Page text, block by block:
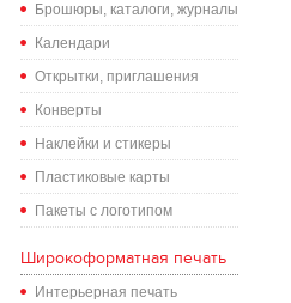
Брошюры, каталоги, журналы
Календари
Открытки, приглашения
Конверты
Наклейки и стикеры
Пластиковые карты
Пакеты с логотипом
Широкоформатная печать
Интерьерная печать